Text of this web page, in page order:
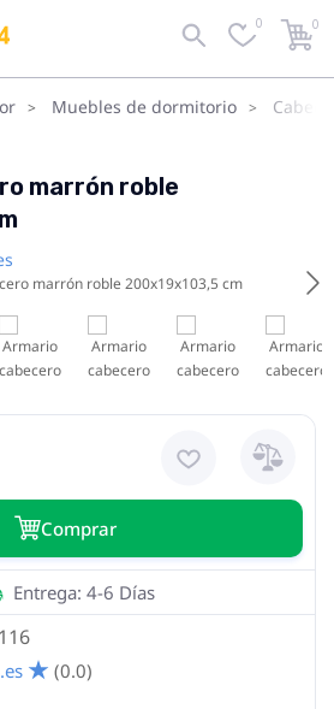
0 0
Muebles de dormitorio
marrón roble
Сomprar
Entrega: 4-6 Días
(0.0)